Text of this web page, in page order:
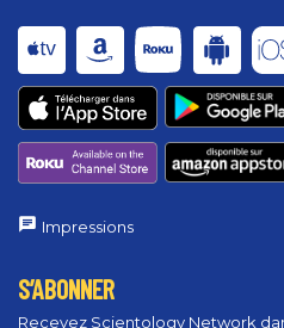
Impressions
S’ABONNER
Recevez Scientology Network